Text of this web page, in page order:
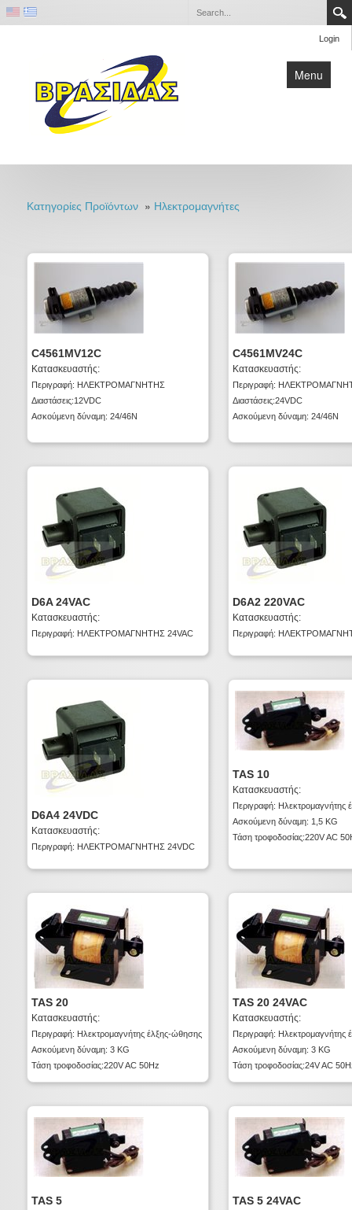
Login
Menu
Home
Κατηγορίες Προϊόντων » Ηλεκτρομαγνήτες
C4561MV12C
Κατασκευαστής:
Περιγραφή: ΗΛΕΚΤΡΟΜΑΓΝΗΤΗΣ
Διαστάσεις:12VDC
Ασκούμενη δύναμη: 24/46N
C4561MV24C
Κατασκευαστής:
Περιγραφή:
Διαστάσεις:24VDC
Ασκούμενη δύναμη: 24/46N
D6A 24VAC
Κατασκευαστής:
Περιγραφή: ΗΛΕΚΤΡΟΜΑΓΝΗΤΗΣ 24VAC
D6A2 220VAC
Κατασκευαστής:
Περιγραφή:
D6A4 24VDC
Κατασκευαστής:
Περιγραφή: ΗΛΕΚΤΡΟΜΑΓΝΗΤΗΣ 24VDC
TAS 10
Κατασκευαστής:
Περιγραφή: Ηλεκτρομαγνήτης
Ασκούμενη δύναμη: 1,5 KG
Τάση τροφοδοσίας:220V AC
TAS 20
Κατασκευαστής:
Περιγραφή: Ηλεκτρομαγνήτης έλξης-ώθησης
Ασκούμενη δύναμη: 3 KG
Τάση τροφοδοσίας:220V AC 50Hz
TAS 20 24VAC
Κατασκευαστής:
Περιγραφή: Ηλεκτρομαγνήτης
Ασκούμενη δύναμη: 3 KG
Τάση τροφοδοσίας:24V AC
TAS 5 TAS 5 24VAC